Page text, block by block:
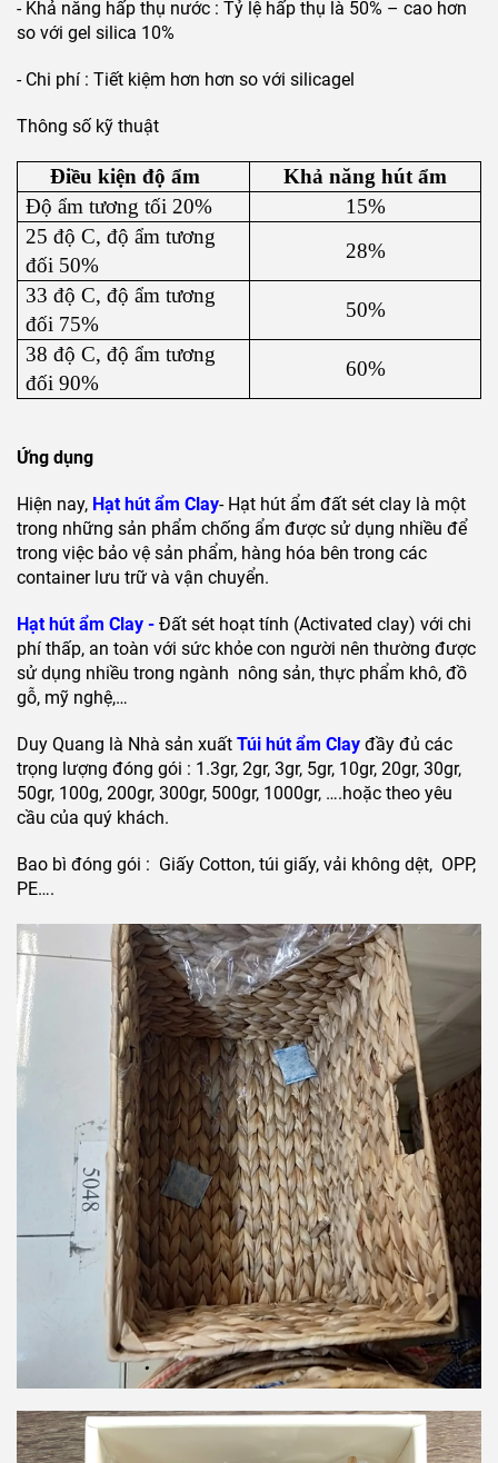
- Khả năng hấp thụ nước : Tỷ lệ hấp thụ là 50% – cao hơn
so với gel silica 10%
- Chi phí : Tiết kiệm hơn hơn so với silicagel
Thông số kỹ thuật
Điều kiện độ ẩm
Khả năng hút ẩm
Độ ẩm tương tối 20%
15%
25 độ C, độ ẩm tương
đối 50%
28%
33 độ C, độ ẩm tương
đối 75%
50%
38 độ C, độ ẩm tương
đối 90%
60%
Ứng dụng
Hiện nay, Hạt hút ẩm Clay-Hạt hút ẩm đất sét clay là một
trong những sản phẩm chống ẩm được sử dụng nhiều để
trong việc bảo vệ sản phẩm, hàng hóa bên trong các
container lưu trữ và vận chuyển.
Hạt hút ẩm Clay - Đất sét hoạt tính (Activated clay) với chi
phí thấp, an toàn với sức khỏe con người nên thường được
sử dụng nhiều trong ngành nông sản, thực phẩm khô, đồ
gỗ, mỹ nghệ,…
Duy Quang là Nhà sản xuất Túi hút ẩm Clay đầy đủ các
trọng lượng đóng gói : 1.3gr, 2gr, 3gr, 5gr, 10gr, 20gr, 30gr,
50gr, 100g, 200gr, 300gr, 500gr, 1000gr, ….hoặc theo yêu
cầu của quý khách.
Bao bì đóng gói : Giấy Cotton, túi giấy, vải không dệt, OPP,
PE….